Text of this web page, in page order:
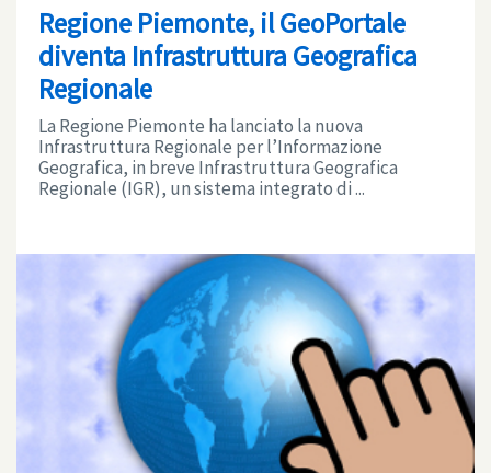
Regione Piemonte, il GeoPortale
diventa Infrastruttura Geografica
Regionale
La Regione Piemonte ha lanciato la nuova
Infrastruttura Regionale per l’Informazione
Geografica, in breve Infrastruttura Geografica
Regionale (IGR), un sistema integrato di ...